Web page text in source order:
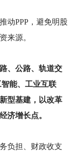
动PPP，避免明股
来源。
、公路、轨道交
能、工业互联
型基建，以改革
济增长点。
负担、财政收支